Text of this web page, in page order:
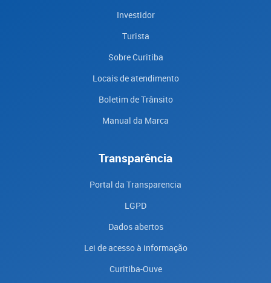
Investidor
Turista
Sobre Curitiba
Locais de atendimento
Boletim de Trânsito
Manual da Marca
Transparência
Portal da Transparencia
LGPD
Dados abertos
Lei de acesso à informação
Curitiba-Ouve